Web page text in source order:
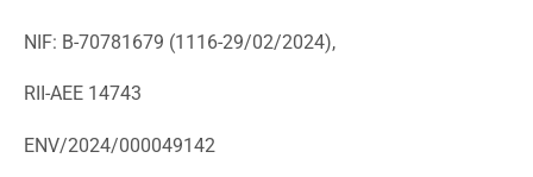
NIF: B-70781679 (1116-29/02/2024),
RII-AEE 14743
ENV/2024/000049142